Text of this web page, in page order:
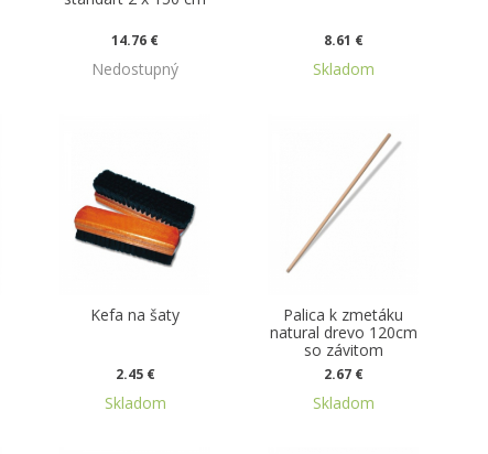
14.76 €
Nedostupný
8.61 €
Skladom
Kefa na šaty
2.45 €
Skladom
Palica k zmetáku
natural drevo 120cm
so závitom
2.67 €
Skladom